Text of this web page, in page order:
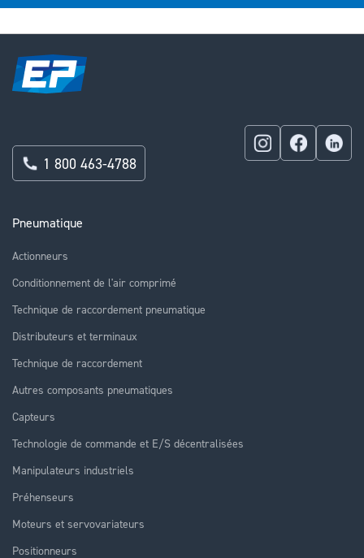
Pneumatique
Actionneurs
Conditionnement de l'air comprimé
Technique de raccordement pneumatique
Distributeurs et terminaux
Technique de raccordement
Autres composants pneumatiques
Capteurs
Technologie de commande et E/S décentralisées
Manipulateurs industriels
Préhenseurs
Moteurs et servovariateurs
Positionneurs
1 800 463-4788